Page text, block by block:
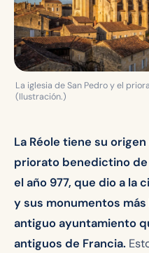
La iglesia de San Pedro y el
(Ilustración.)
La Réole tiene su
priorato benedictino
el año 977, que dio a la
y sus monumentos
antiguo ayuntamiento
antiguos de Francia.